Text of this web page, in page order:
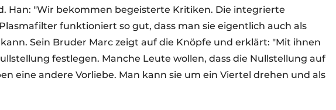
Han: "Wir bekommen begeisterte Kritiken. Die integrierte
funktioniert so gut, dass man sie eigentlich auch als
Sein Bruder Marc zeigt auf die Knöpfe und erklärt: "Mit ihnen
festlegen. Manche Leute wollen, dass die Nullstellung auf
eine andere Vorliebe. Man kann sie um ein Viertel drehen und als